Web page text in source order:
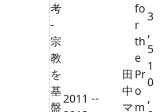
考
‐
宗
教
を
基
盤
2011 --
田
中
マ
fo
r
th
e
Pr
o
m
3
,
5
1
0
,